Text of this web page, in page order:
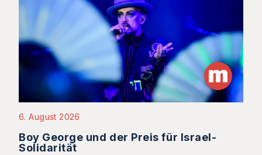
6. August 2026
Boy George und der Preis für Israel-
Solidarität